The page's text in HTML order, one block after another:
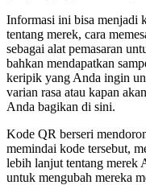
Informasi ini bisa menjadi
tentang merek, cara
sebagai alat pemasaran
bahkan mendapatkan
keripik yang Anda ingin
varian rasa atau kapan
Anda bagikan di sini.
Kode QR berseri
memindai kode tersebut,
lebih lanjut tentang merek
untuk mengubah mereka